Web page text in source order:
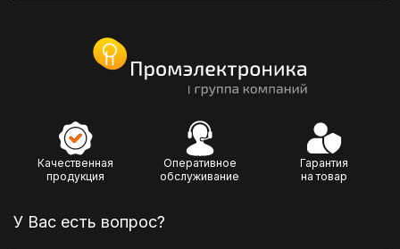
Качественная
продукция
Оперативное
обслуживание
Гарантия
на товар
У Вас есть вопрос?